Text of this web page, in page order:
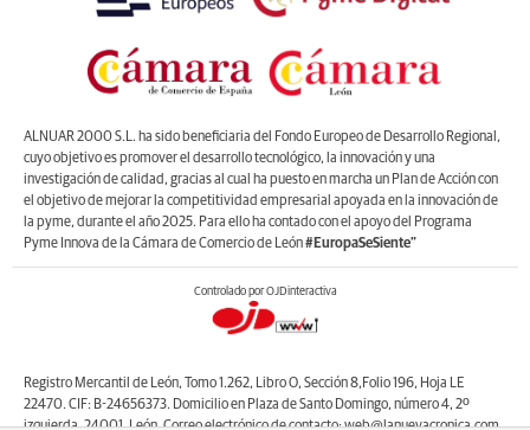
ALNUAR 2000 S.L. ha sido beneficiaria del Fondo Europeo de Desarrollo Regional,
cuyo objetivo es promover el desarrollo tecnológico, la innovación y una
investigación de calidad, gracias al cual ha puesto en marcha un Plan de Acción con
el objetivo de mejorar la competitividad empresarial apoyada en la innovación de
la pyme, durante el año 2025. Para ello ha contado con el apoyo del Programa
Pyme Innova de la Cámara de Comercio de León#EuropaSeSiente”
Controlado por OJDinteractiva
Registro Mercantil de León, Tomo 1.262, Libro O, Sección 8,Folio 196, Hoja LE
22470. CIF: B-24656373. Domicilio en Plaza de Santo Domingo, número 4, 2º
izquierda, 24001, León. Correo electrónico de contacto: web@lanuevacronica.com.